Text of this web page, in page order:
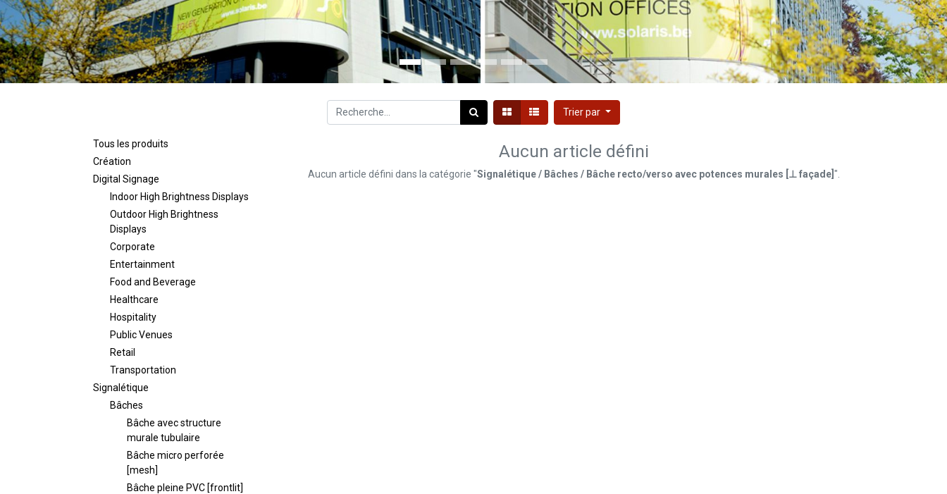
Trier par
Tous les produits
Création
Digital Signage
Indoor High Brightness Displays
Outdoor High Brightness
Displays
Corporate
Entertainment
Food and Beverage
Healthcare
Hospitality
Public Venues
Retail
Transportation
Signalétique
Bâches
Bâche avec structure
murale tubulaire
Bâche micro perforée
[mesh]
Bâche pleine PVC [frontlit]
Aucun article défini
Aucun article défini dans la catégorie "Signalétique / Bâches / Bâche recto/verso avec potences murales [⊥ façade] ".